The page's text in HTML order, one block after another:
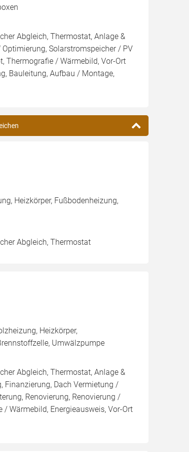
Abgleich, Thermostat, Anlage &
Solarstromspeicher / PV
Thermografie / Wärmebild, Vor-Ort
Bauleitung, Aufbau / Montage,
Heizkörper, Fußbodenheizung,
Abgleich, Thermostat
Heizkörper,
Umwälzpumpe
Abgleich, Thermostat, Anlage &
Finanzierung, Dach Vermietung /
Renovierung, Renovierung /
Wärmebild, Energieausweis, Vor-Ort